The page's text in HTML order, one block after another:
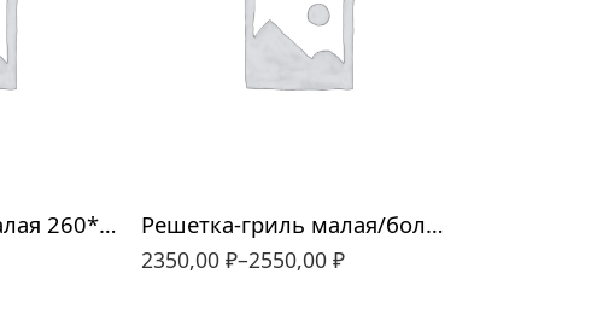
Решетка-гриль малая 260*460 «Стейк», нержавеющая сталь Решетка-гриль малая/большая нержавеющая сталь Kavkaz
2350,00 ₽–2550,00 ₽